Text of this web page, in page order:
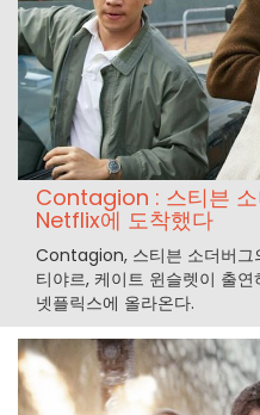
Contagion : 스티븐
Netflix에 도착했다
Contagion, 스티븐 소더버그
티야르, 케이트 윈슬렛이 출
넷플릭스에 올라온다.